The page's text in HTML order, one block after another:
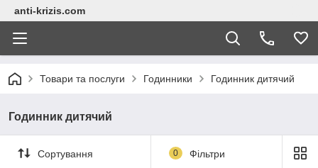
anti-krizis.com
Товари та послуги Годинники Годинник дитячий
Годинник дитячий
Сортування 0 Фільтри